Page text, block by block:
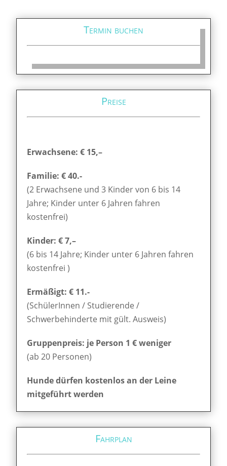
Termin buchen
Preise
Erwachsene: € 15,–
Familie: € 40.-
(2 Erwachsene und 3 Kinder von 6 bis 14
Jahre; Kinder unter 6 Jahren fahren
kostenfrei)
Kinder: € 7,–
(6 bis 14 Jahre; Kinder unter 6 Jahren fahren
kostenfrei )
Ermäßigt: € 11.-
(SchülerInnen / Studierende /
Schwerbehinderte mit gült. Ausweis)
Gruppenpreis: je Person 1 € weniger
(ab 20 Personen)
Hunde dürfen kostenlos an der Leine
mitgeführt werden
Fahrplan